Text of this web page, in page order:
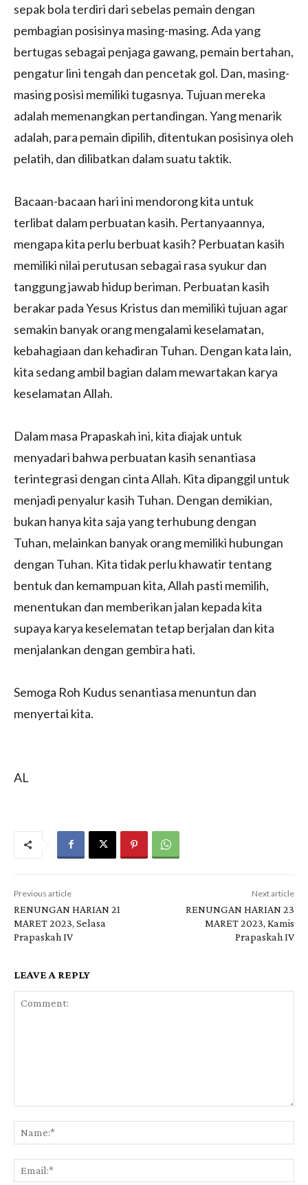
sepak bola terdiri dari sebelas pemain dengan
pembagian posisinya masing-masing. Ada yang
bertugas sebagai penjaga gawang, pemain bertahan,
pengatur lini tengah dan pencetak gol. Dan, masing-
masing posisi memiliki tugasnya. Tujuan mereka
adalah memenangkan pertandingan. Yang menarik
adalah, para pemain dipilih, ditentukan posisinya oleh
pelatih, dan dilibatkan dalam suatu taktik.
Bacaan-bacaan hari ini mendorong kita untuk
terlibat dalam perbuatan kasih. Pertanyaannya,
mengapa kita perlu berbuat kasih? Perbuatan kasih
memiliki nilai perutusan sebagai rasa syukur dan
tanggung jawab hidup beriman. Perbuatan kasih
berakar pada Yesus Kristus dan memiliki tujuan agar
semakin banyak orang mengalami keselamatan,
kebahagiaan dan kehadiran Tuhan. Dengan kata lain,
kita sedang ambil bagian dalam mewartakan karya
keselamatan Allah.
Dalam masa Prapaskah ini, kita diajak untuk
menyadari bahwa perbuatan kasih senantiasa
terintegrasi dengan cinta Allah. Kita dipanggil untuk
menjadi penyalur kasih Tuhan. Dengan demikian,
bukan hanya kita saja yang terhubung dengan
Tuhan, melainkan banyak orang memiliki hubungan
dengan Tuhan. Kita tidak perlu khawatir tentang
bentuk dan kemampuan kita, Allah pasti memilih,
menentukan dan memberikan jalan kepada kita
supaya karya keselematan tetap berjalan dan kita
menjalankan dengan gembira hati.
Semoga Roh Kudus senantiasa menuntun dan
menyertai kita.
AL
Previous article
RENUNGAN HARIAN 21
MARET 2023, Selasa
Prapaskah IV
Next article
RENUNGAN HARIAN 23
MARET 2023, Kamis
Prapaskah IV
LEAVE A REPLY